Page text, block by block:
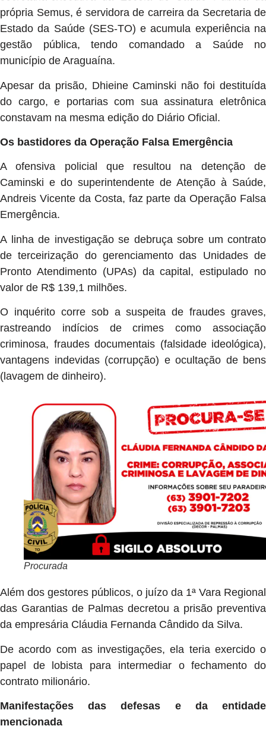
própria Semus, é servidora de carreira da Secretaria de
Estado da Saúde (SES-TO) e acumula experiência na
gestão pública, tendo comandado a Saúde no
município de Araguaína.
Apesar da prisão, Dhieine Caminski não foi destituída
do cargo, e portarias com sua assinatura eletrônica
constavam na mesma edição do Diário Oficial.
Os bastidores da Operação Falsa Emergência
A ofensiva policial que resultou na detenção de
Caminski e do superintendente de Atenção à Saúde,
Andreis Vicente da Costa, faz parte da Operação Falsa
Emergência.
A linha de investigação se debruça sobre um contrato
de terceirização do gerenciamento das Unidades de
Pronto Atendimento (UPAs) da capital, estipulado no
valor de R$ 139,1 milhões.
O inquérito corre sob a suspeita de fraudes graves,
rastreando indícios de crimes como associação
criminosa, fraudes documentais (falsidade ideológica),
vantagens indevidas (corrupção) e ocultação de bens
(lavagem de dinheiro).
Procurada
Além dos gestores públicos, o juízo da 1ª Vara Regional
das Garantias de Palmas decretou a prisão preventiva
da empresária Cláudia Fernanda Cândido da Silva.
De acordo com as investigações, ela teria exercido o
papel de lobista para intermediar o fechamento do
contrato milionário.
Manifestações das defesas e da entidade
mencionada